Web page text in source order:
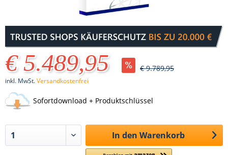
€ 5.489,95 € 9.789,95
inkl. MwSt.Versandkostenfrei
Sofortdownload + Produktschlüssel
In den Warenkorb